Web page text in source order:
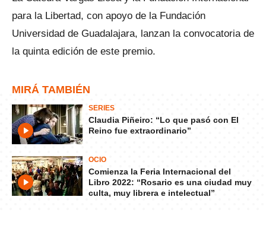
para la Libertad, con apoyo de la Fundación
Universidad de Guadalajara, lanzan la convocatoria de
la quinta edición de este premio.
MIRÁ TAMBIÉN
SERIES
Claudia Piñeiro: “Lo que pasó con El
Reino fue extraordinario”
OCIO
Comienza la Feria Internacional del
Libro 2022: “Rosario es una ciudad muy
culta, muy librera e intelectual”